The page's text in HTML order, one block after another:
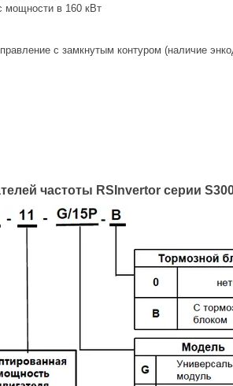
мощности в 160 кВт
с замкнутым контуром (наличие
частоты RSInvertor серии